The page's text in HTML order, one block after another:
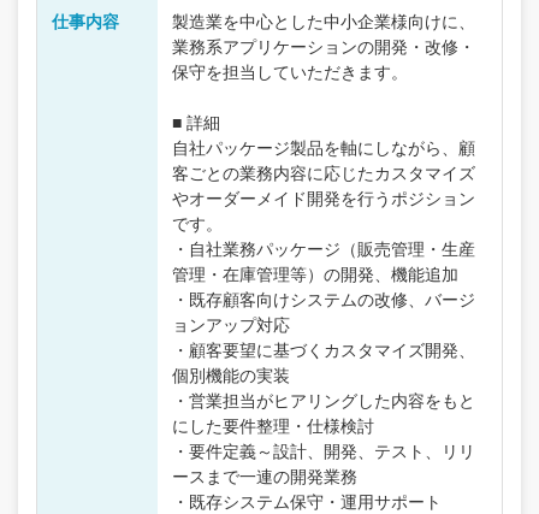
仕事内容
製造業を中心とした中小企業様向けに、
業務系アプリケーションの開発・改修・
保守を担当していただきます。
■ 詳細
自社パッケージ製品を軸にしながら、顧
客ごとの業務内容に応じたカスタマイズ
やオーダーメイド開発を行うポジション
です。
・自社業務パッケージ（販売管理・生産
管理・在庫管理等）の開発、機能追加
・既存顧客向けシステムの改修、バージ
ョンアップ対応
・顧客要望に基づくカスタマイズ開発、
個別機能の実装
・営業担当がヒアリングした内容をもと
にした要件整理・仕様検討
・要件定義～設計、開発、テスト、リリ
ースまで一連の開発業務
・既存システム保守・運用サポート